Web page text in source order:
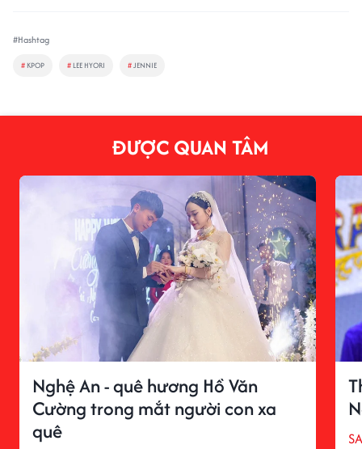
#Hashtag
# KPOP # LEE HYORI #JENNIE
ĐƯỢC QUAN TÂM
Nghệ An - quê hương Hồ Văn
Cường trong mắt người con xa
quê